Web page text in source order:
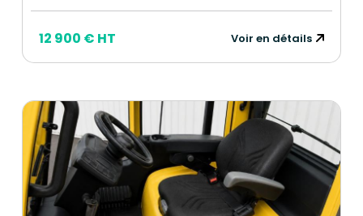
12 900 € HT Voir en détails